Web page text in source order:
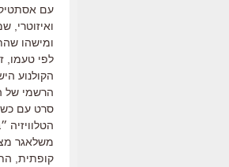
עם
ואיזוטרי,
ומישהו
לפי טעמו,
הקולנוע
הרשמי של
סרט עם
משלאגר
קופתית,